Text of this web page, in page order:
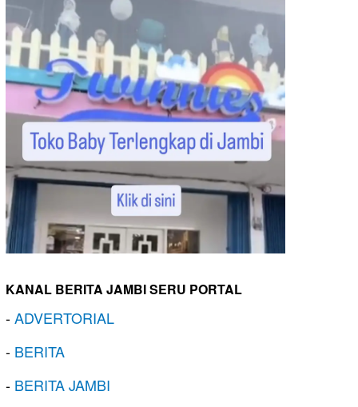
KANAL BERITA JAMBI SERU PORTAL
-ADVERTORIAL
- BERITA
- BERITA JAMBI